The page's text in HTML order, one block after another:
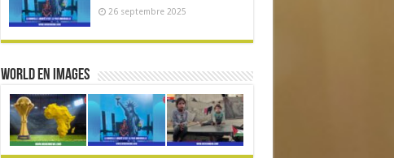
26 septembre 2025
World en Images